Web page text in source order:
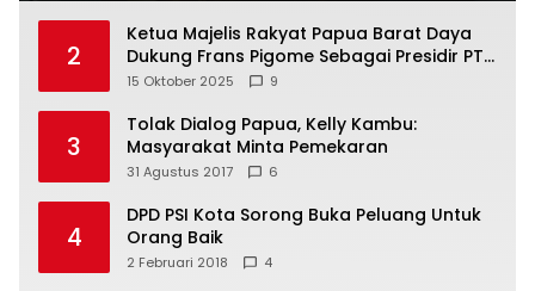
2
Ketua Majelis Rakyat Papua Barat Daya
Dukung Frans Pigome Sebagai Presidir PT
Freeport Indonesia
15 Oktober 2025 9
3
Tolak Dialog Papua, Kelly Kambu:
Masyarakat Minta Pemekaran
31 Agustus 2017 6
4
DPD PSI Kota Sorong Buka Peluang Untuk
Orang Baik
2 Februari 2018 4